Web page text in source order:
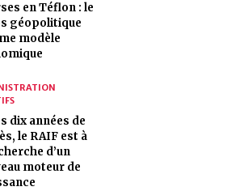
en Téflon : le
géopolitique
modèle
dix années de
le RAIF est à
d’un
moteur de